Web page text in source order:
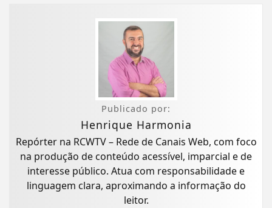
Publicado por:
Henrique Harmonia
Repórter na RCWTV – Rede de Canais Web, com foco
na produção de conteúdo acessível, imparcial e de
interesse público. Atua com responsabilidade e
linguagem clara, aproximando a informação do
leitor.